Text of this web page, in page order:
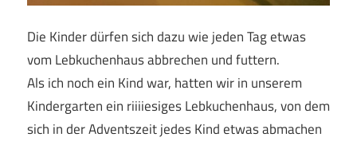
Die Kinder dürfen sich dazu wie jeden Tag etwas
vom Lebkuchenhaus abbrechen und futtern.
Als ich noch ein Kind war, hatten wir in unserem
Kindergarten ein riiiiesiges Lebkuchenhaus, von dem
sich in der Adventszeit jedes Kind etwas abmachen